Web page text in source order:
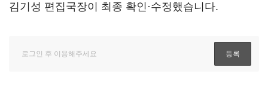
김기성 편집국장이 최종 확인·수정했습니다.